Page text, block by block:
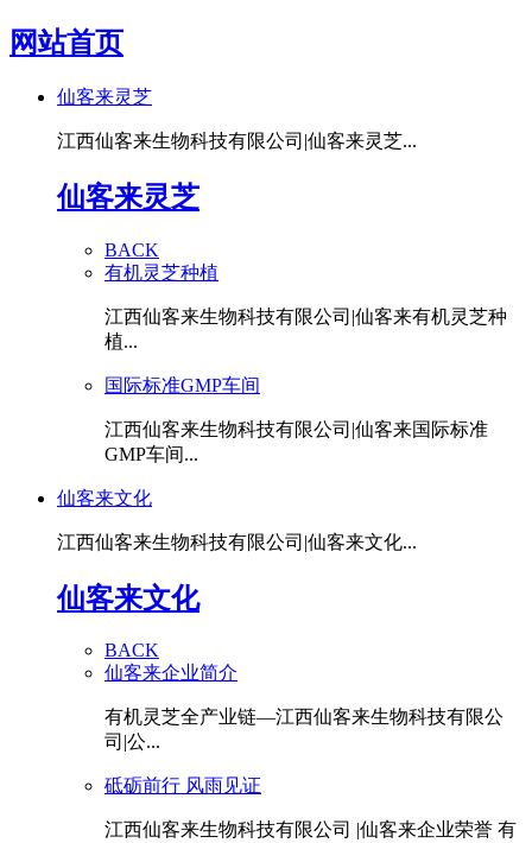
网站首页
仙客来灵芝
江西仙客来生物科技有限公司|仙客来灵芝...
仙客来灵芝
BACK
有机灵芝种植
江西仙客来生物科技有限公司|仙客来有机灵芝种
植...
国际标准GMP车间
江西仙客来生物科技有限公司|仙客来国际标准
GMP车间...
仙客来文化
江西仙客来生物科技有限公司|仙客来文化...
仙客来文化
BACK
仙客来企业简介
有机灵芝全产业链—江西仙客来生物科技有限公
司|公...
砥砺前行 风雨见证
江西仙客来生物科技有限公司 |仙客来企业荣誉 有